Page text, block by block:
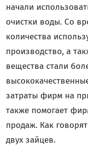
начали
очистки воды. Со
количества
производство, а
вещества стали
затраты фирм на
также помогает
продаж. Как
двух зайцев.